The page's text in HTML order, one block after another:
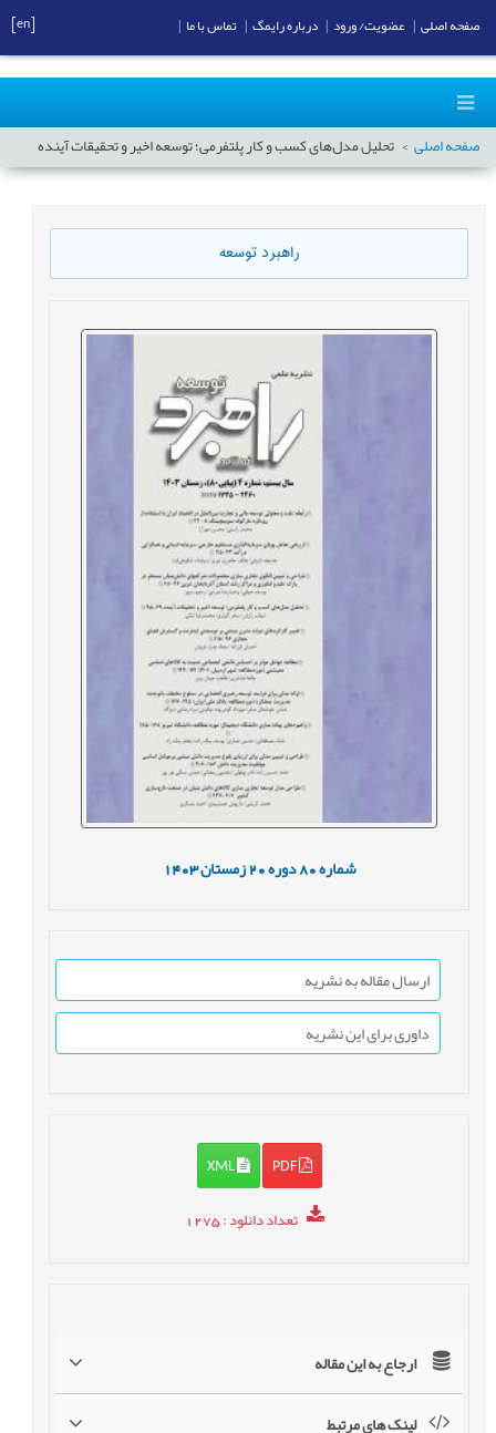
صفحه اصلی تحلیل مدل‌های کسب و کار پلتفرمی؛ توسعه اخیر و تحقیقات آینده
راهبرد توسعه
شماره80 دوره20 زمستان1403
ارسال مقاله به نشریه
داوری برای این نشریه
PDF
XML
تعداد دانلود: 1275
ارجاع به این مقاله
لینک های مرتبط
صفحه اصلی عضویت/ ورود درباره رایمگ تماس با ما